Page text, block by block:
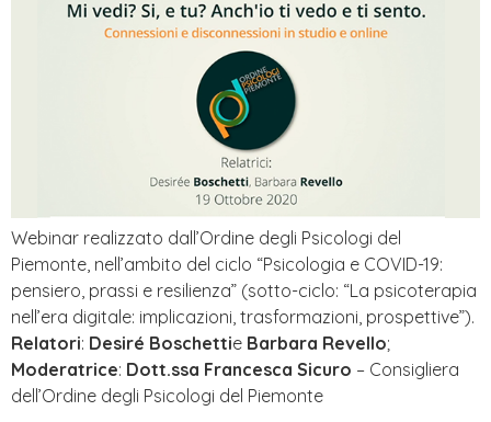
Webinar realizzato dall’Ordine degli Psicologi del
Piemonte, nell’ambito del ciclo “Psicologia e COVID-19:
pensiero, prassi e resilienza” (sotto-ciclo: “La psicoterapia
nell’era digitale: implicazioni, trasformazioni, prospettive”).
Relatori: Desiré Boschettie Barbara Revello;
Moderatrice: Dott.ssa Francesca Sicuro – Consigliera
dell’Ordine degli Psicologi del Piemonte